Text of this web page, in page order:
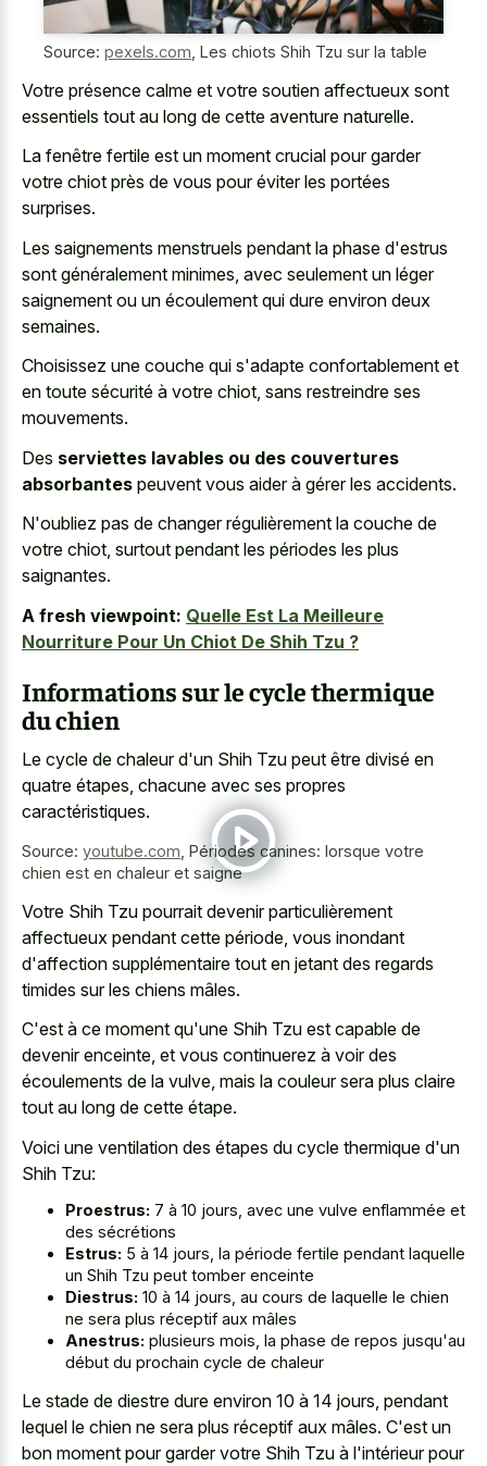
Source: pexels.com Les chiots Shih Tzu sur la table
Votre présence calme et votre soutien affectueux sont
essentiels tout au long de cette aventure naturelle.
La fenêtre fertile est un moment crucial pour garder
votre chiot près de vous pour éviter les portées
surprises.
Les saignements menstruels pendant la phase d'estrus
sont généralement minimes, avec seulement un léger
saignement ou un écoulement qui dure environ deux
semaines.
Choisissez une couche qui s'adapte confortablement et
en toute sécurité à votre chiot, sans restreindre ses
mouvements.
Des serviettes lavables ou des couvertures
absorbantes peuvent vous aider à gérer les accidents.
N'oubliez pas de changer régulièrement la couche de
votre chiot, surtout pendant les périodes les plus
saignantes.
A fresh viewpoint: Quelle Est La Meilleure
Nourriture Pour Un Chiot De Shih Tzu ?
Informations sur le cycle thermique
du chien
Le cycle de chaleur d'un Shih Tzu peut être divisé en
quatre étapes, chacune avec ses propres
caractéristiques.
Source: youtube.com Périodes canines: lorsque votre
chien est en chaleur et saigne
Votre Shih Tzu pourrait devenir particulièrement
affectueux pendant cette période, vous inondant
d'affection supplémentaire tout en jetant des regards
timides sur les chiens mâles.
C'est à ce moment qu'une Shih Tzu est capable de
devenir enceinte, et vous continuerez à voir des
écoulements de la vulve, mais la couleur sera plus claire
tout au long de cette étape.
Voici une ventilation des étapes du cycle thermique d'un
Shih Tzu:
Proestrus: 7 à 10 jours, avec une vulve enflammée et
des sécrétions
Estrus: 5 à 14 jours, la période fertile pendant laquelle
un Shih Tzu peut tomber enceinte
Diestrus: 10 à 14 jours, au cours de laquelle le chien
ne sera plus réceptif aux mâles
Anestrus: plusieurs mois, la phase de repos jusqu'au
début du prochain cycle de chaleur
Le stade de diestre dure environ 10 à 14 jours, pendant
lequel le chien ne sera plus réceptif aux mâles. C'est un
bon moment pour garder votre Shih Tzu à l'intérieur pour